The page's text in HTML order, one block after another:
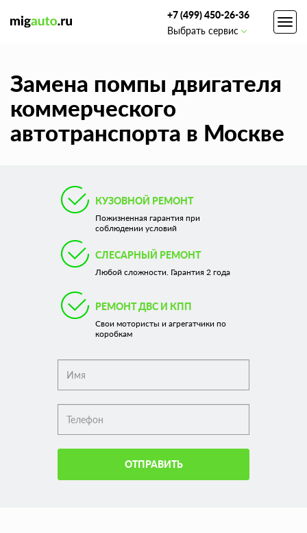
+7 (499) 450-26-36
Выбрать сервис
Замена помпы двигателя
коммерческого
автотранспорта в Москве
КУЗОВНОЙ РЕМОНТ
Пожизненная гарантия при
соблюдении условий
СЛЕСАРНЫЙ РЕМОНТ
Любой сложности. Гарантия 2 года
РЕМОНТ ДВС И КПП
Свои мотористы и агрегатчики по
коробкам
ОТПРАВИТЬ